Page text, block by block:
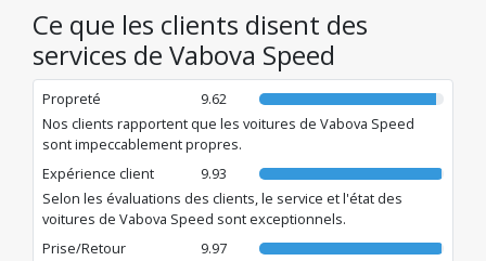
Ce que les clients disent des
services de Vabova Speed
Propreté
9.62
Nos clients rapportent que les voitures de Vabova Speed
sont impeccablement propres.
Expérience client
9.93
Selon les évaluations des clients, le service et l'état des
voitures de Vabova Speed sont exceptionnels.
Prise/Retour
9.97